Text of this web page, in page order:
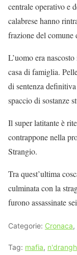
centrale operativo e
calabrese hanno
frazione del
L’uomo era
casa di famiglia.
di sentenza
spaccio di sostanze
Il super latitante è
contrappone nella
Strangio.
Tra quest’ultima
culminata con la
furono assassinate
Categorie: Cronaca,
Tag: mafia,